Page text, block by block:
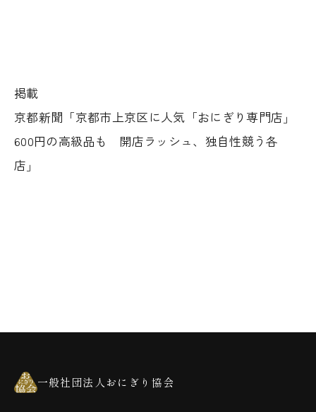
掲載
京都新聞「京都市上京区に人気「おにぎり専門店」
600円の高級品も 開店ラッシュ、独自性競う各
店」
一般社団法人おにぎり協会